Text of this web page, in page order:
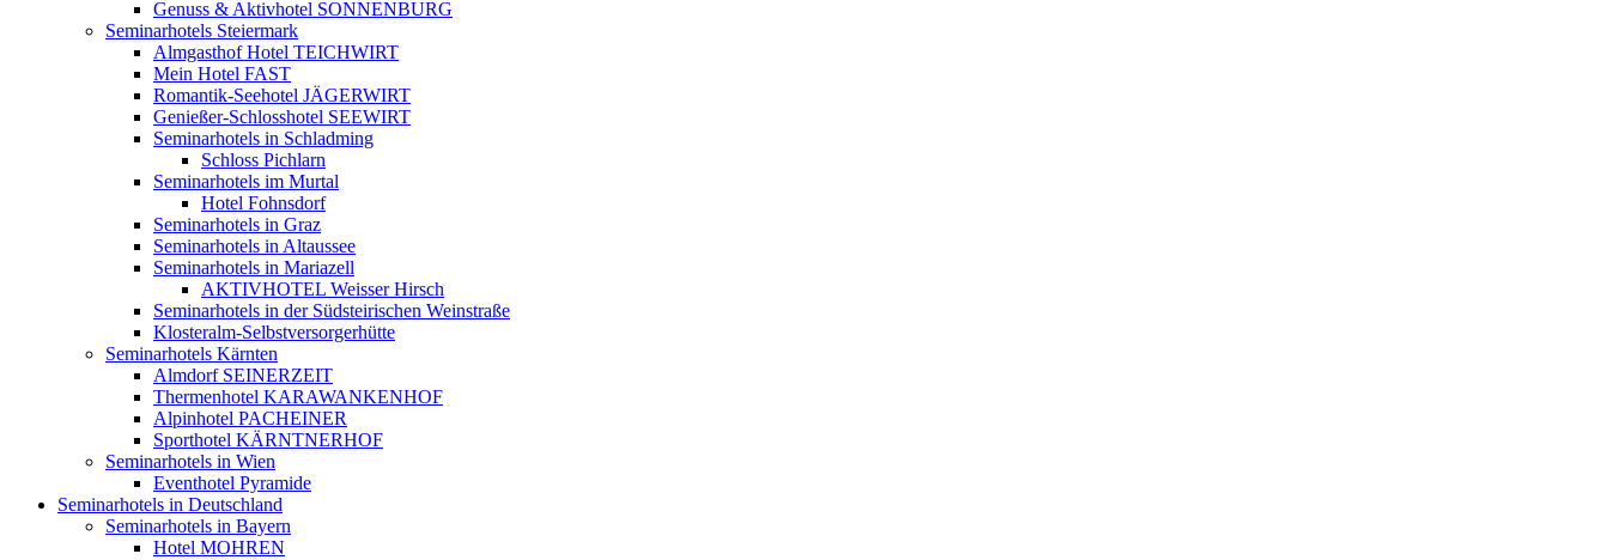
Genuss & Aktivhotel SONNENBURG
Seminarhotels Steiermark
Almgasthof Hotel TEICHWIRT
Mein Hotel FAST
Romantik-Seehotel JÄGERWIRT
Genießer-Schlosshotel SEEWIRT
Seminarhotels in Schladming
Schloss Pichlarn
Seminarhotels im Murtal
Hotel Fohnsdorf
Seminarhotels in Graz
Seminarhotels in Altaussee
Seminarhotels in Mariazell
AKTIVHOTEL Weisser Hirsch
Seminarhotels in der Südsteirischen Weinstraße
Klosteralm-Selbstversorgerhütte
Seminarhotels Kärnten
Almdorf SEINERZEIT
Thermenhotel KARAWANKENHOF
Alpinhotel PACHEINER
Sporthotel KÄRNTNERHOF
Seminarhotels in Wien
Eventhotel Pyramide
Seminarhotels in Deutschland
Seminarhotels in Bayern
Hotel MOHREN